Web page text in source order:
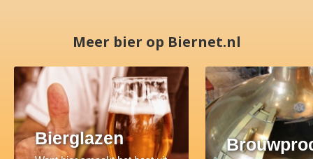
Meer bier op Biernet.nl
Bierglazen